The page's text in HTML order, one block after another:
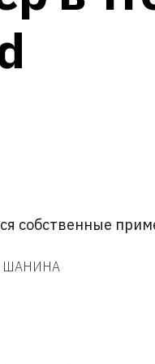
собственные
ШАНИНА